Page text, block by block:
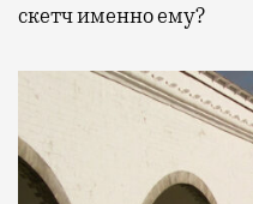
скетч именно ему?